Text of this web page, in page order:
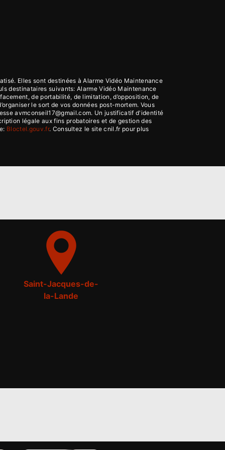
Elles sont destinées à Alarme Vidéo Maintenance
destinataires suivants: Alarme Vidéo Maintenance
de portabilité, de limitation, d’opposition, de
le sort de vos données post-mortem. Vous
avmconseil17@gmail.com. Un justificatif d'identité
légale aux fins probatoires et de gestion des
Bloctel.gouv.fr. Consultez le site cnil.fr pour plus
Saint-Jacques-de-
la-Lande